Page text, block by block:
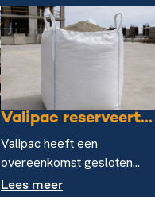
Valipac reserveert...
Valipac heeft een
overeenkomst gesloten...
Lees meer